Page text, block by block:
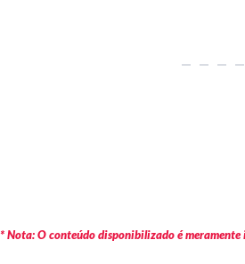
* Nota: O conteúdo disponibilizado é